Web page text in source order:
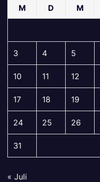
M D M
3 4 5
10 11 12
17 18 19
24 25 26
31
« Juli